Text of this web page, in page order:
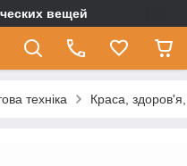
вещей
техніка Краса,